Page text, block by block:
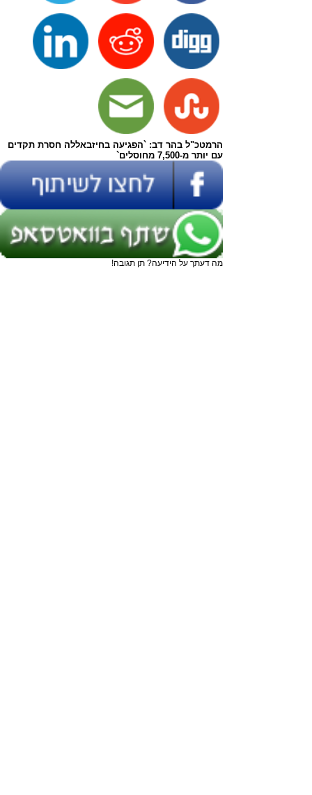
הרמטכ"ל בהר דב: `הפגיעה בחיזבאללה חסרת תקדים
עם יותר מ-7,500 מחוסלים`
מה דעתך על הידיעה? תן תגובה!